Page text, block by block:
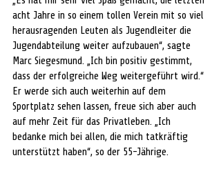
acht Jahre in so einem tollen Verein mit so viel
herausragenden Leuten als Jugendleiter die
Jugendabteilung weiter aufzubauen“, sagte
Marc Siegesmund. „Ich bin positiv gestimmt,
dass der erfolgreiche Weg weitergeführt wird.“
Er werde sich auch weiterhin auf dem
Sportplatz sehen lassen, freue sich aber auch
auf mehr Zeit für das Privatleben. „Ich
bedanke mich bei allen, die mich tatkräftig
unterstützt haben“, so der 55-Jährige.